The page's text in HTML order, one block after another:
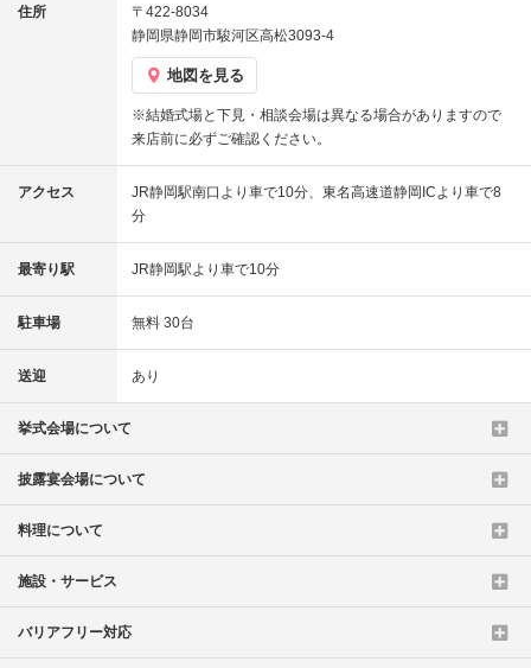
住所
〒422-8034
静岡県静岡市駿河区高松3093-4
地図を見る
※結婚式場と下見・相談会場は異なる場合がありますので
来店前に必ずご確認ください。
アクセス
JR静岡駅南口より車で10分、東名高速道静岡ICより車で8
分
最寄り駅 JR静岡駅より車で10分
駐車場 無料 30台
送迎 あり
挙式会場について
披露宴会場について
料理について
施設・サービス
バリアフリー対応